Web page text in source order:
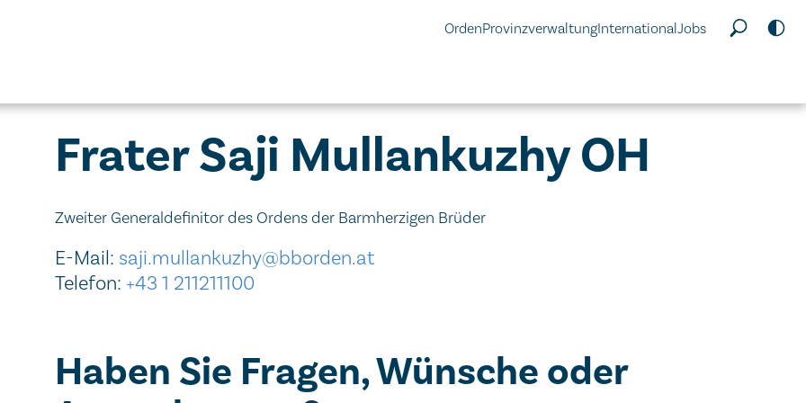
OrdenProvinzverwaltungInternationalJobs
Frater Saji Mullankuzhy OH
Zweiter Generaldefinitor des Ordens der Barmherzigen Brüder
E-Mail: saji.mullankuzhy@bborden.at
Telefon: +43 1 211211100
Haben Sie Fragen, Wünsche oder